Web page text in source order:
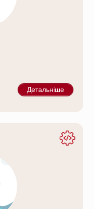
Детальніше